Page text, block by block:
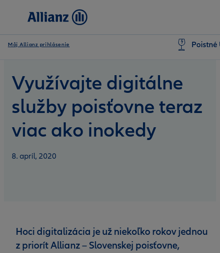
Môj Allianz prihlásenie Poistné
Využívajte digitálne
služby poisťovne teraz
viac ako inokedy
8. apríl, 2020
Hoci digitalizácia je už niekoľko rokov jednou
z priorít Allianz – Slovenskej poisťovne,